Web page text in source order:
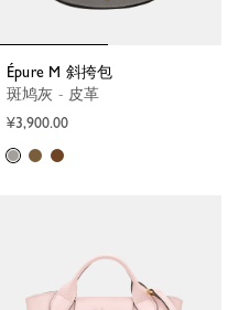
Épure M 斜挎包
斑鸠灰 - 皮革
¥3,900.00